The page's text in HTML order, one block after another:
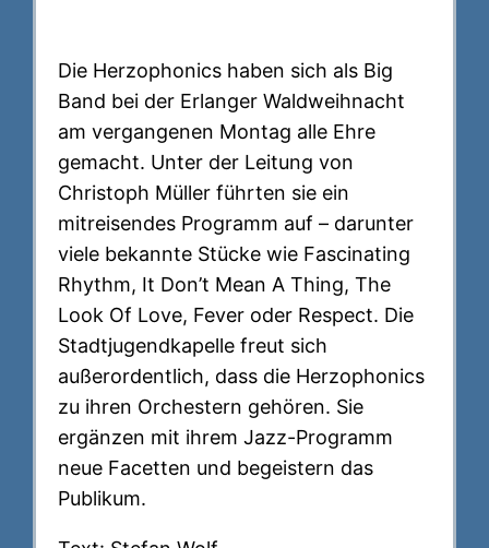
Die Herzophonics haben sich als Big
Band bei der Erlanger Waldweihnacht
am vergangenen Montag alle Ehre
gemacht. Unter der Leitung von
Christoph Müller führten sie ein
mitreisendes Programm auf – darunter
viele bekannte Stücke wie Fascinating
Rhythm, It Don’t Mean A Thing, The
Look Of Love, Fever oder Respect. Die
Stadtjugendkapelle freut sich
außerordentlich, dass die Herzophonics
zu ihren Orchestern gehören. Sie
ergänzen mit ihrem Jazz-Programm
neue Facetten und begeistern das
Publikum.